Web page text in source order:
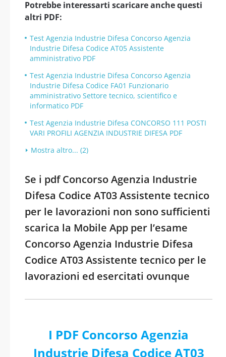
Potrebbe interessarti scaricare anche questi
altri PDF:
Test Agenzia Industrie Difesa Concorso Agenzia
Industrie Difesa Codice AT05 Assistente
amministrativo PDF
Test Agenzia Industrie Difesa Concorso Agenzia
Industrie Difesa Codice FA01 Funzionario
amministrativo Settore tecnico, scientifico e
informatico PDF
Test Agenzia Industrie Difesa CONCORSO 111 POSTI
VARI PROFILI AGENZIA INDUSTRIE DIFESA PDF
Mostra altro... (2)
Se i pdf Concorso Agenzia Industrie
Difesa Codice AT03 Assistente tecnico
per le lavorazioni non sono sufficienti
scarica la Mobile App per l’esame
Concorso Agenzia Industrie Difesa
Codice AT03 Assistente tecnico per le
lavorazioni ed esercitati ovunque
I PDF Concorso Agenzia
Industrie Difesa Codice AT03